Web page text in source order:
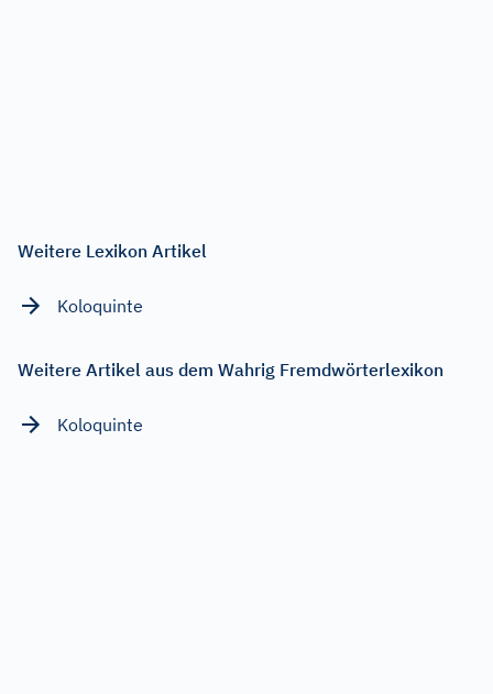
Weitere Lexikon Artikel
Koloquinte
Weitere Artikel aus dem Wahrig Fremdwörterlexikon
Koloquinte